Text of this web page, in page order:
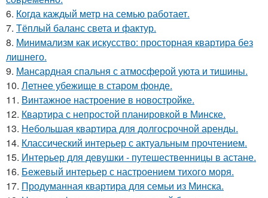
6. Когда каждый метр на семью работает.
7. Тёплый баланс света и фактур.
8. Минимализм как искусство: просторная квартира без
лишнего.
9. Мансардная спальня с атмосферой уюта и тишины.
10. Летнее убежище в старом фонде.
11. Винтажное настроение в новостройке.
12. Квартира с непростой планировкой в Минске.
13. Небольшая квартира для долгосрочной аренды.
14. Классический интерьер с актуальным прочтением.
15. Интерьер для девушки - путешественницы в астане.
16. Бежевый интерьер с настроением тихого моря.
17. Продуманная квартира для семьи из Минска.